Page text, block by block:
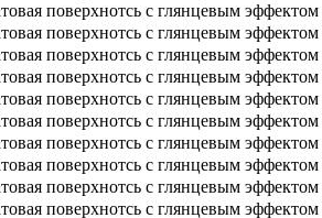
поверхнотсь с глянцевым эффектом
поверхнотсь с глянцевым эффектом
поверхнотсь с глянцевым эффектом
поверхнотсь с глянцевым эффектом
поверхнотсь с глянцевым эффектом
поверхнотсь с глянцевым эффектом
поверхнотсь с глянцевым эффектом
поверхнотсь с глянцевым эффектом
поверхнотсь с глянцевым эффектом
поверхнотсь с глянцевым эффектом